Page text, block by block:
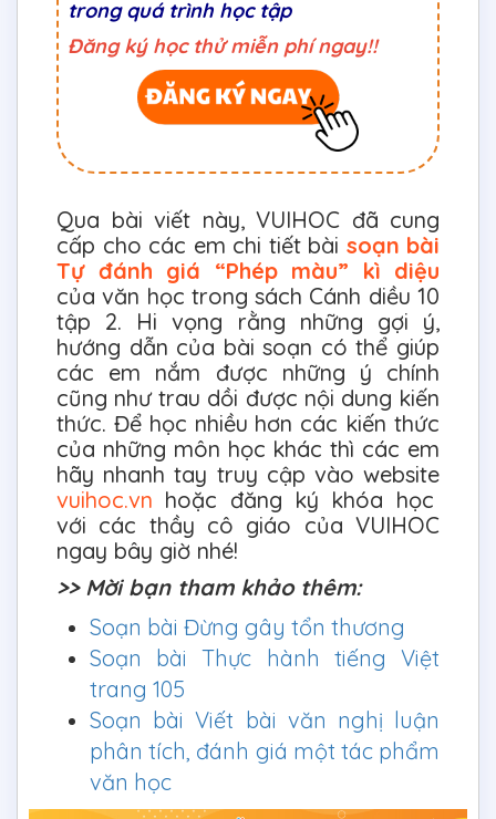
trong quá trình học tập
Đăng ký học thử miễn phí ngay!!
Qua bài viết này, VUIHOC đã cung
cấp cho các em chi tiết bài soạn bài
Tự đánh giá “Phép màu” kì diệu
của văn học trong sách Cánh diều 10
tập 2. Hi vọng rằng những gợi ý,
hướng dẫn của bài soạn có thể giúp
các em nắm được những ý chính
cũng như trau dồi được nội dung kiến
thức. Để học nhiều hơn các kiến thức
của những môn học khác thì các em
hãy nhanh tay truy cập vào website
vuihoc.vn hoặc đăng ký khóa học
với các thầy cô giáo của VUIHOC
ngay bây giờ nhé!
>> Mời bạn tham khảo thêm:
Soạn bài Đừng gây tổn thương
Soạn bài Thực hành tiếng Việt
trang 105
Soạn bài Viết bài văn nghị luận
phân tích, đánh giá một tác phẩm
văn học